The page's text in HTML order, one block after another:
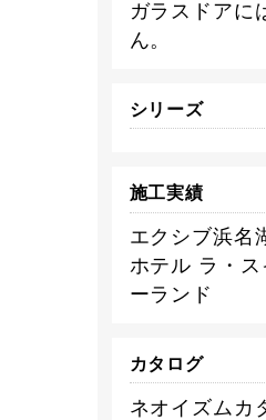
ガラスドアに
ん。
シリーズ
施工実績
エクシブ浜名
ホテル ラ・
ーランド
カタログ
ネオイズムカ